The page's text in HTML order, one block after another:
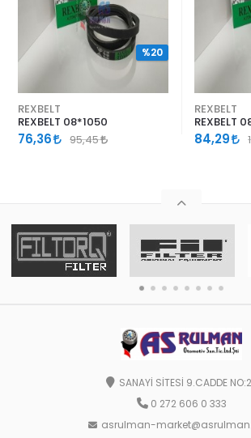
REXBELT
REXBELT 08*1050
76,36 95,45
%20
REXBELT
REXBELT
84,29
SANAYİ SİTESİ 9.CADDE
0 272 606 0 333
asrulman-